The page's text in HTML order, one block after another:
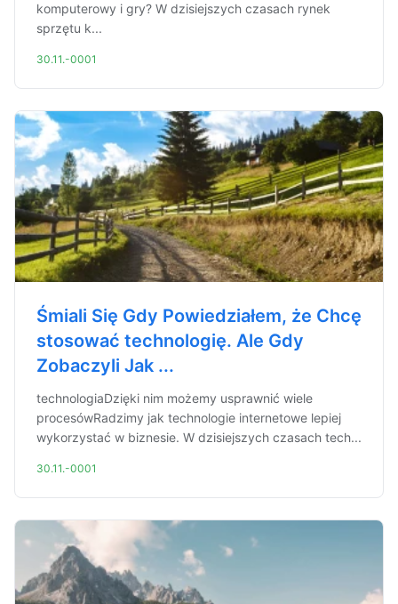
komputerowy i gry? W dzisiejszych czasach rynek
sprzętu k...
30.11.-0001
Śmiali Się Gdy Powiedziałem, że Chcę
stosować technologię. Ale Gdy
Zobaczyli Jak ...
technologiaDzięki nim możemy usprawnić wiele
procesówRadzimy jak technologie internetowe lepiej
wykorzystać w biznesie. W dzisiejszych czasach tech...
30.11.-0001